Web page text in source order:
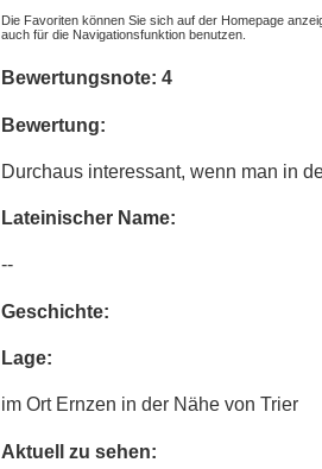
Die Favoriten können Sie sich auf der Homepage
auch für die Navigationsfunktion benutzen.
Bewertungsnote: 4
Bewertung:
Durchaus interessant, wenn man in
Lateinischer Name:
--
Geschichte:
Lage:
im Ort Ernzen in der Nähe von Trier
Aktuell zu sehen: